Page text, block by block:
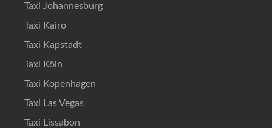
Taxi Johannesburg
Taxi Kairo
Taxi Kapstadt
Taxi Köln
Taxi Kopenhagen
Taxi Las Vegas
Taxi Lissabon